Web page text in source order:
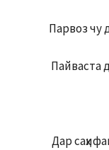
Парвоз чу
Пайваста
Дар